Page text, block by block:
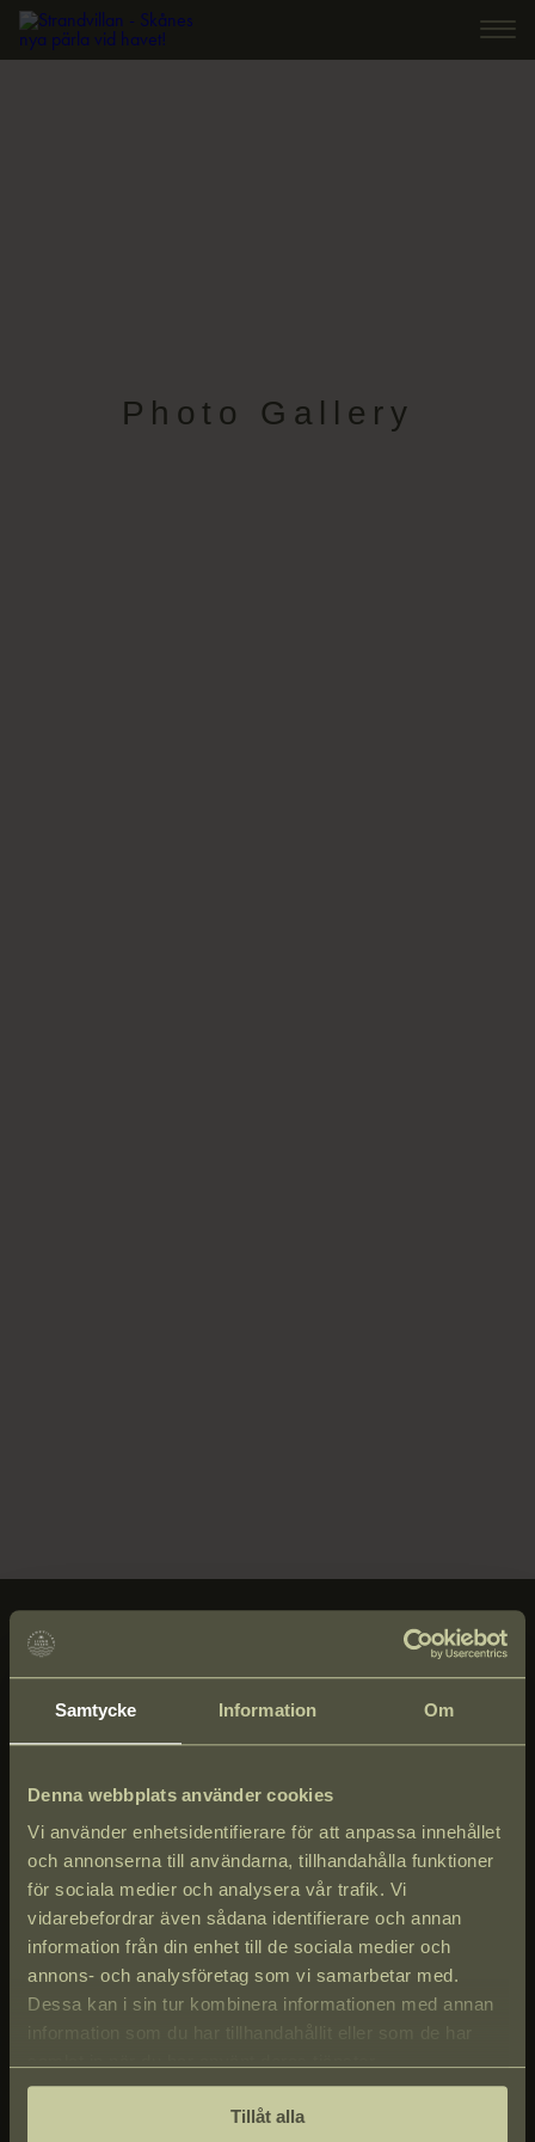
Samtycke Information Om
Denna webbplats använder cookies
Vi använder enhetsidentifierare för att anpassa innehållet
och annonserna till användarna, tillhandahålla funktioner
för sociala medier och analysera vår trafik. Vi
vidarebefordrar även sådana identifierare och annan
information från din enhet till de sociala medier och
annons- och analysföretag som vi samarbetar med.
Dessa kan i sin tur kombinera informationen med annan
Tillåt alla
Photo Gallery